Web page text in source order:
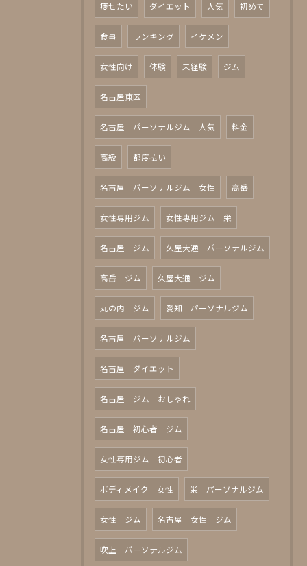
痩せたい ダイエット 人気 初めて
食事 ランキング イケメン
女性向け 体験 未経験 ジム
名古屋東区
名古屋 パーソナルジム 人気 料金
高級 都度払い
名古屋 パーソナルジム 女性 高岳
女性専用ジム 女性専用ジム 栄
名古屋 ジム 久屋大通 パーソナルジム
高岳 ジム 久屋大通 ジム
丸の内 ジム 愛知 パーソナルジム
名古屋 パーソナルジム
名古屋 ダイエット
名古屋 ジム おしゃれ
名古屋 初心者 ジム
女性専用ジム 初心者
ボディメイク 女性 栄 パーソナルジム
女性 ジム 名古屋 女性 ジム
吹上 パーソナルジム